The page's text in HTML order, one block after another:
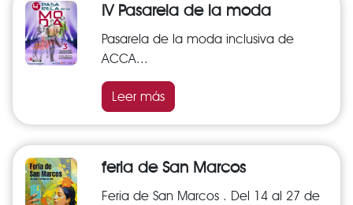
IV Pasarela de la moda
Pasarela de la moda inclusiva de
ACCA...
Leer más
feria de San Marcos
Feria de San Marcos . Del 14 al 27 de